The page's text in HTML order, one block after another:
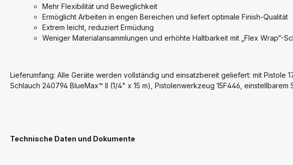
Mehr Flexibilität und Beweglichkeit
Ermöglicht Arbeiten in engen Bereichen und liefert optimale Finish-Qualität
Extrem leicht, reduziert Ermüdung
Weniger Materialansammlungen und erhöhte Haltbarkeit mit „Flex Wrap“-
Lieferumfang: Alle Geräte werden vollständig und einsatzbereit geliefert: mit Pistole
Schlauch 240794 BlueMax™ II (1/4" x 15 m), Pistolenwerkzeug 15F446,
Technische Daten und Dokumente